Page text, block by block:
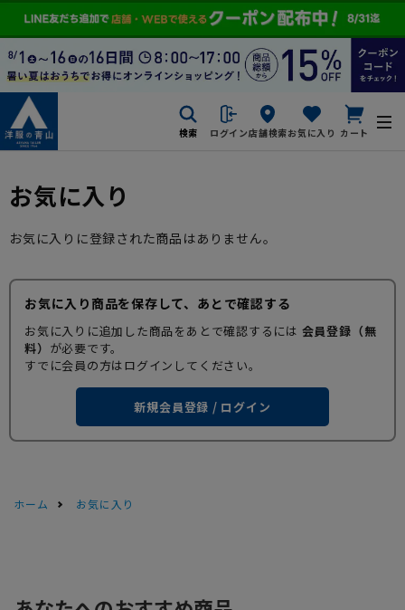
検索 ログイン店舗検索お気に入り カート
お気に入り
お気に入りに登録された商品はありません。
お気に入り商品を保存して、あとで確認する
お気に入りに追加した商品をあとで確認するには 会員登録（無
料） が必要です。
すでに会員の方はログインしてください。
新規会員登録 / ログイン
ホーム お気に入り